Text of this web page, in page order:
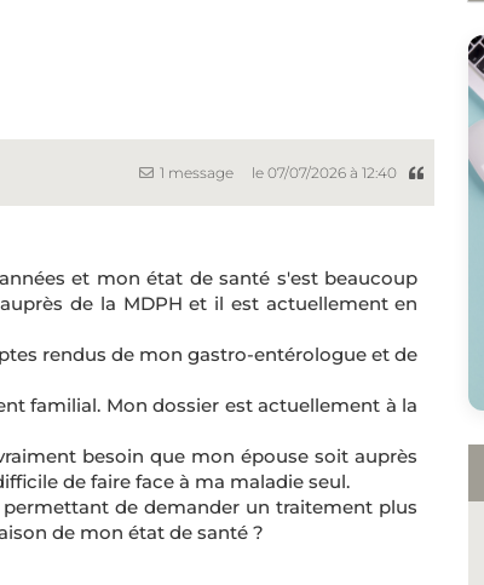
1 message le 07/07/2026 à 12:40
et mon état de santé s'est beaucoup
de la MDPH et il est actuellement en
rendus de mon gastro-entérologue et de
familial. Mon dossier est actuellement à la
besoin que mon épouse soit auprès
de faire face à ma maladie seul.
de demander un traitement plus
de mon état de santé ?